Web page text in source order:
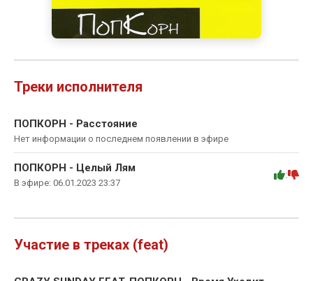
Треки исполнителя
ПОПКОРН - Расстояние
Нет информации о последнем появлении в эфире
ПОПКОРН - Целый Лям
В эфире: 06.01.2023 23:37
:
Участие в треках (feat)